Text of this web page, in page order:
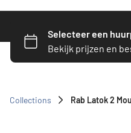
Home
Dames
Collections Rab Latok 2